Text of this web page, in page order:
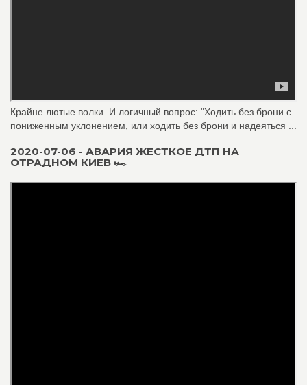
Крайне лютые волки. И логичный вопрос: "Ходить без брони с
пониженным уклонением, или ходить без брони и надеяться ...
2020-07-06 - АВАРИЯ ЖЕСТКОЕ ДТП НА
ОТРАДНОМ КИЕВ 🏎